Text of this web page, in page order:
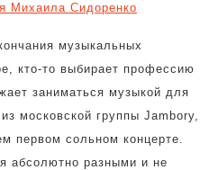
Михаила Сидоренко
музыкальных
кто-то выбирает профессию
заниматься музыкой для
московской группы Jambory,
первом сольном концерте.
абсолютно разными и не